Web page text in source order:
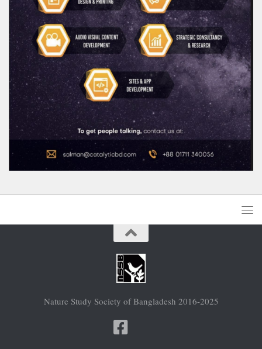
Nature Study Society of Bangladesh 2016-2025